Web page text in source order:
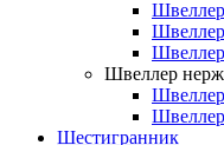
Швеллер
Швеллер
Шестигранник